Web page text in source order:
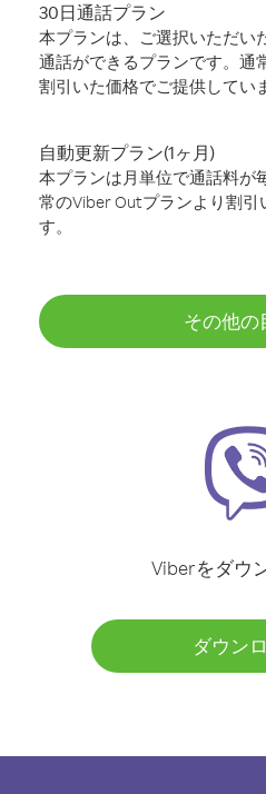
30日通話プラン
本プランは、ご選択いただい
通話ができるプランです。通
割引いた価格でご提供してい
自動更新プラン(1ヶ月)
本プランは月単位で通話料が
常のViber Outプランより割引
す。
その他の
Viberをダウ
ダウン